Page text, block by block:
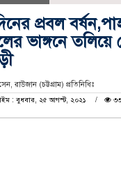
প্রবল
ভাঙ্গনে তলিয়ে
রাউজান (চট্টগ্রাম) প্রতিনিধিঃ
: বুধবার, ২৫ আগস্ট, ২০২১